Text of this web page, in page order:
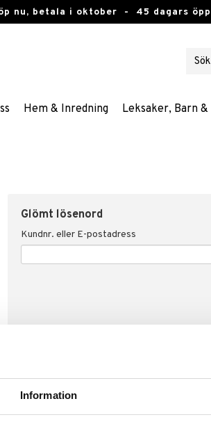
Information
nu, betala i oktober - 45 dagars
Hem & Inredning Leksaker, Barn &
Glömt lösenord
Kundnr. eller E-postadress